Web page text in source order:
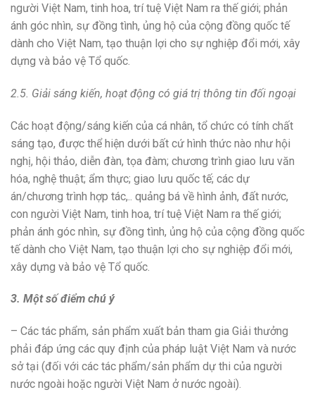
người Việt Nam, tinh hoa, trí tuệ Việt Nam ra thế giới; phản
ánh góc nhìn, sự đồng tình, ủng hộ của cộng đồng quốc tế
dành cho Việt Nam, tạo thuận lợi cho sự nghiệp đổi mới, xây
dựng và bảo vệ Tổ quốc.
2.5. Giải sáng kiến, hoạt động có giá trị thông tin đối ngoại
Các hoạt động/sáng kiến của cá nhân, tổ chức có tính chất
sáng tạo, được thể hiện dưới bất cứ hình thức nào như hội
nghị, hội thảo, diễn đàn, tọa đàm; chương trình giao lưu văn
hóa, nghệ thuật; ẩm thực; giao lưu quốc tế; các dự
án/chương trình hợp tác,.. quảng bá về hình ảnh, đất nước,
con người Việt Nam, tinh hoa, trí tuệ Việt Nam ra thế giới;
phản ánh góc nhìn, sự đồng tình, ủng hộ của cộng đồng quốc
tế dành cho Việt Nam, tạo thuận lợi cho sự nghiệp đổi mới,
xây dựng và bảo vệ Tổ quốc.
3. Một số điểm chú ý
– Các tác phẩm, sản phẩm xuất bản tham gia Giải thưởng
phải đáp ứng các quy định của pháp luật Việt Nam và nước
sở tại (đối với các tác phẩm/sản phẩm dự thi của người
nước ngoài hoặc người Việt Nam ở nước ngoài).